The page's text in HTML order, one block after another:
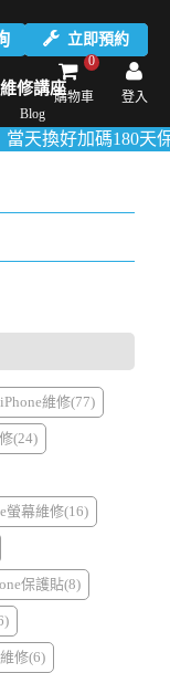
立即預約
登入
0
購物車
維修講座
Blog
Xbox維修/價格 伊萊
180天保固！活動詳
iPhone維修(77)
(24)
螢幕維修(16)
保護貼(8)
修(6)